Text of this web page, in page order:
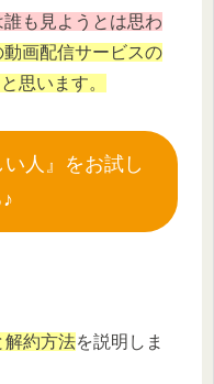
も見ようとは思わ
動画配信サービスの
思います。
人』をお試し
解約方法を説明しま